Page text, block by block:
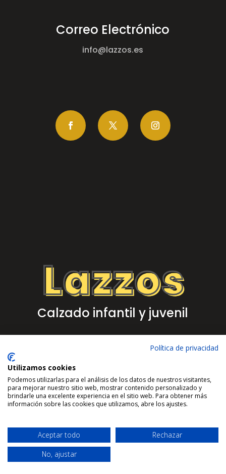
Correo Electrónico
info@lazzos.es
Calzado infantil y juvenil
Aviso Legal
Política de Privacidad
Política de Cookies
Política de privacidad
Utilizamos cookies
Podemos utilizarlas para el análisis de los datos de nuestros visitantes,
para mejorar nuestro sitio web, mostrar contenido personalizado y
brindarle una excelente experiencia en el sitio web. Para obtener más
información sobre las cookies que utilizamos, abre los ajustes.
Aceptar todo
Rechazar
No, ajustar